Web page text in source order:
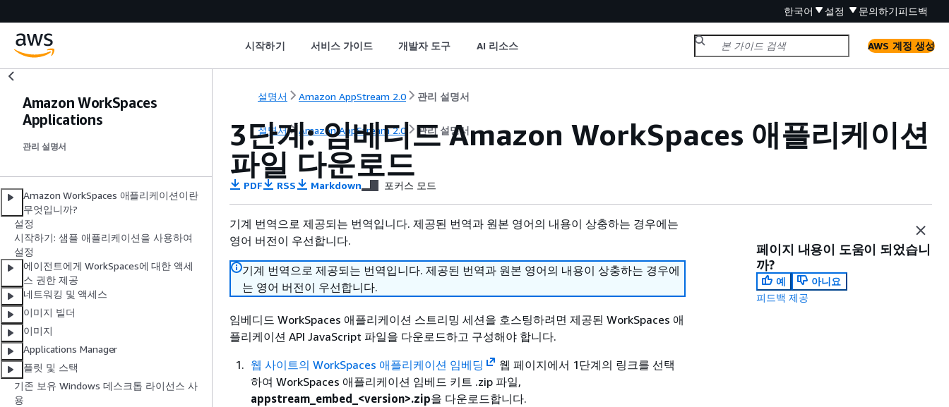
한국어 설정 문의하기피드백
시작하기 서비스 가이드 개발자 도구 AI 리소스 AWS 계정 생성
Amazon WorkSpaces
Applications
관리 설명서
Amazon WorkSpaces 애플리케이션이란
무엇입니까?
설정
시작하기: 샘플 애플리케이션을 사용하여
설정
에이전트에게 WorkSpaces에 대한 액세
스 권한 제공
네트워킹 및 액세스
이미지 빌더
이미지
Applications Manager
플릿 및 스택
기존 보유 Windows 데스크톱 라이선스 사
용
설명서 Amazon AppStream 2.0 관리 설명서
설명서 Amazon AppStream 2.0 관리 설명서
3단계: 임베디드 Amazon WorkSpaces 애플리케이션
파일 다운로드
PDF RSS Markdown 포커스 모드
기계 번역으로 제공되는 번역입니다. 제공된 번역과 원본 영어의 내용이 상충하는 경우에는
영어 버전이 우선합니다.
기계 번역으로 제공되는 번역입니다. 제공된 번역과 원본 영어의 내용이 상충하는 경우에
는 영어 버전이 우선합니다.
임베디드 WorkSpaces 애플리케이션 스트리밍 세션을 호스팅하려면 제공된 WorkSpaces 애
플리케이션 API JavaScript 파일을 다운로드하고 구성해야 합니다.
웹 사이트의 WorkSpaces 애플리케이션 임베딩
웹 페이지에서 1단계의 링크를 선택
하여 WorkSpaces 애플리케이션 임베드 키트 .zip 파일,
appstream_embed_<version>.zip을 다운로드합니다.
페이지 내용이 도움이 되었습니
까?
예
아니요
피드백 제공